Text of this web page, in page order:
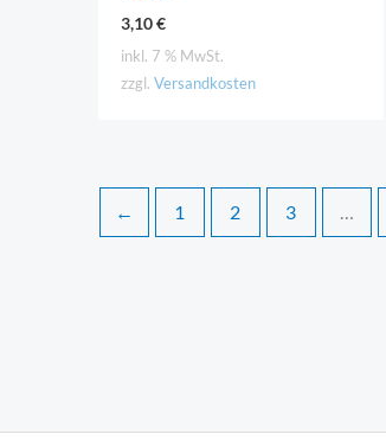
3,10€
inkl. 7 % MwSt.
zzgl. Versandkosten
← 1 2 3 …